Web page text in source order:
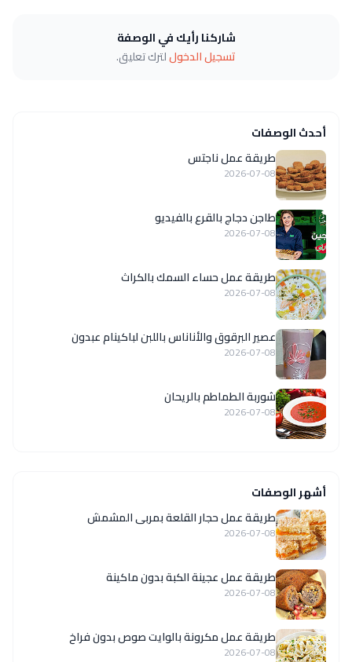
شاركنا رأيك في الوصفة
تسجيل الدخوللترك تعليق.
أحدث الوصفات
طريقة عمل ناجتس
2026-07-08
طاجن دجاج بالقرع بالفيديو
2026-07-08
طريقة عمل حساء السمك بالكراث
2026-07-08
عصير البرقوق والأناناس باللبن لباكينام عبدون
2026-07-08
شوربة الطماطم بالريحان
2026-07-08
أشهر الوصفات
طريقة عمل حجار القلعة بمربى المشمش
2026-07-08
طريقة عمل عجينة الكبة بدون ماكينة
2026-07-08
طريقة عمل مكرونة بالوايت صوص بدون فراخ
2026-07-08